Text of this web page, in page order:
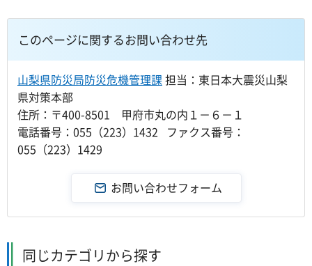
このページに関するお問い合わせ先
山梨県防災局防災危機管理課 担当：東日本大震災山梨
県対策本部
住所：〒400-8501 甲府市丸の内１－６－１
電話番号：055（223）1432 ファクス番号：
055（223）1429
同じカテゴリから探す